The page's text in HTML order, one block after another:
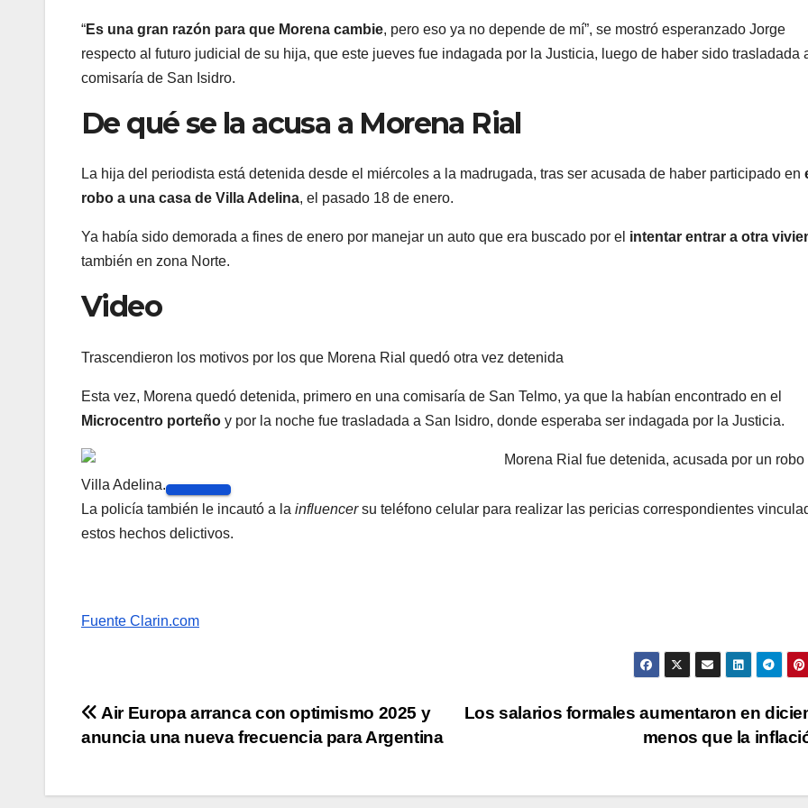
“Es una gran razón para que Morena cambie, pero eso ya no depende de mí”, se mostró esperanzado Jorge
respecto al futuro judicial de su hija, que este jueves fue indagada por la Justicia, luego de haber sido trasladada
comisaría de San Isidro.
De qué se la acusa a Morena Rial
La hija del periodista está detenida desde el miércoles a la madrugada, tras ser acusada de haber participado en
robo a una casa de Villa Adelina, el pasado 18 de enero.
Ya había sido demorada a fines de enero por manejar un auto que era buscado por el intentar entrar a otra
también en zona Norte.
Video
Trascendieron los motivos por los que Morena Rial quedó otra vez detenida
Esta vez, Morena quedó detenida, primero en una comisaría de San Telmo, ya que la habían encontrado en el
Microcentro porteño y por la noche fue trasladada a San Isidro, donde esperaba ser indagada por la Justicia.
Morena Rial fue detenida, acusada por un robo
Villa Adelina.
La policía también le incautó a la influencersu teléfono celular para realizar las pericias correspondientes
estos hechos delictivos.
Fuente Clarin.com
Navegación
entradas
Los salarios formales aumentaron en
menos que la
Air Europa arranca con optimismo 2025 y
anuncia una nueva frecuencia para Argentina